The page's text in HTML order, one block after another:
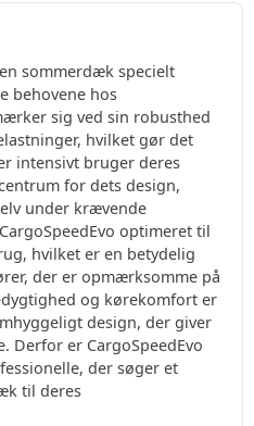
sommerdæk specielt
behovene hos
sig ved sin robusthed
hvilket gør det
intensivt bruger deres
for dets design,
under krævende
optimeret til
hvilket er en betydelig
der er opmærksomme på
og kørekomfort er
design, der giver
Derfor er CargoSpeedEvo
der søger et
til deres